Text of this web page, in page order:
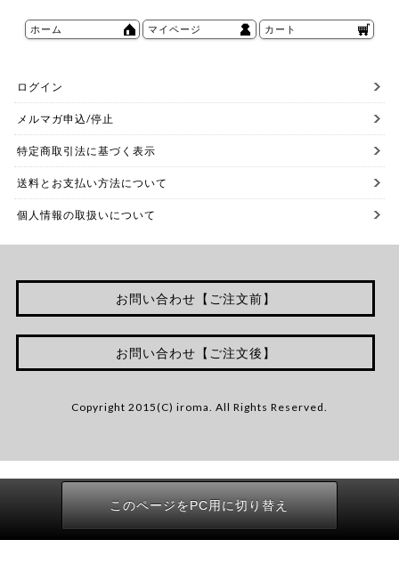
ホーム マイページ カート
ログイン
メルマガ申込/停止
特定商取引法に基づく表示
送料とお支払い方法について
個人情報の取扱いについて
お問い合わせ【ご注文前】
お問い合わせ【ご注文後】
Copyright 2015(C) iroma. All Rights Reserved.
このページをPC用に切り替え